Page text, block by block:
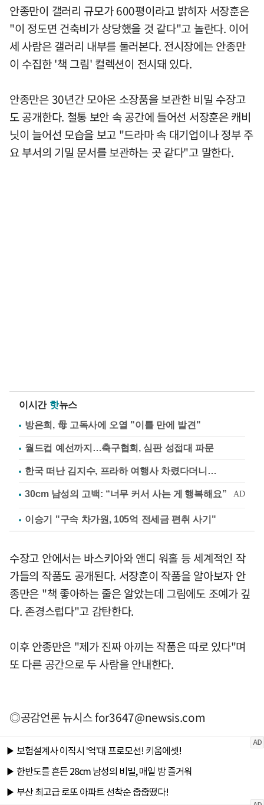
안종만이 갤러리 규모가 600평이라고 밝히자 서장훈은
"이 정도면 건축비가 상당했을 것 같다"고 놀란다. 이어
세 사람은 갤러리 내부를 둘러본다. 전시장에는 안종만
이 수집한 '책 그림' 컬렉션이 전시돼 있다.
안종만은 30년간 모아온 소장품을 보관한 비밀 수장고
도 공개한다. 철통 보안 속 공간에 들어선 서장훈은 캐비
닛이 늘어선 모습을 보고 "드라마 속 대기업이나 정부 주
요 부서의 기밀 문서를 보관하는 곳 같다"고 말한다.
이시간 핫뉴스
방은희, 母 고독사에 오열 "이틀 만에 발견"
월드컵 예선까지…축구협회, 심판 성접대 파문
한국 떠난 김지수, 프라하 여행사 차렸다더니…
이승기 "구속 차가원, 105억 전세금 편취 사기"
수장고 안에서는 바스키아와 앤디 워홀 등 세계적인 작
가들의 작품도 공개된다. 서장훈이 작품을 알아보자 안
종만은 "책 좋아하는 줄은 알았는데 그림에도 조예가 깊
다. 존경스럽다"고 감탄한다.
이후 안종만은 "제가 진짜 아끼는 작품은 따로 있다"며
또 다른 공간으로 두 사람을 안내한다.
◎공감언론 뉴시스for3647@newsis.com